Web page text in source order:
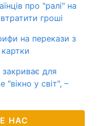
про "ралі" на
гроші
на перекази з
для
"вікно у світ", –
НАС